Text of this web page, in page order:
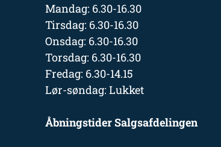
Mandag: 6.30-16.30
Tirsdag: 6.30-16.30
Onsdag: 6.30-16.30
Torsdag: 6.30-16.30
Fredag: 6.30-14.15
Lør-søndag: Lukket
Åbningstider Salgsafdelingen